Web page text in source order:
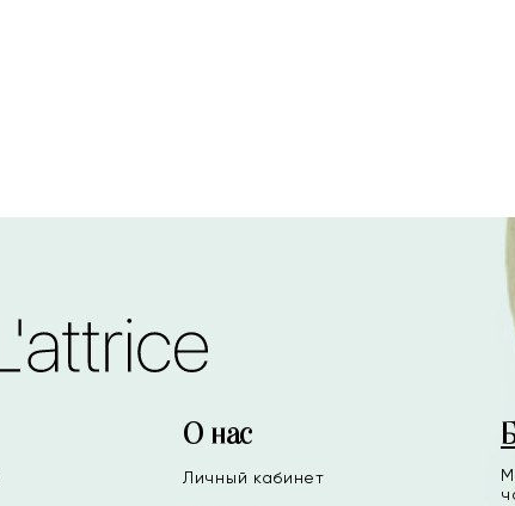
О нас
Личный кабинет